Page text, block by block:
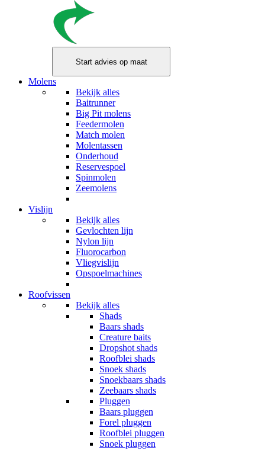
Molens
Bekijk alles
Baitrunner
Big Pit molens
Feedermolen
Match molen
Molentassen
Onderhoud
Reservespoel
Spinmolen
Zeemolens
Vislijn
Bekijk alles
Gevlochten lijn
Nylon lijn
Fluorocarbon
Vliegvislijn
Opspoelmachines
Roofvissen
Bekijk alles
Shads
Baars shads
Creature baits
Dropshot shads
Roofblei shads
Snoek shads
Snoekbaars shads
Zeebaars shads
Pluggen
Baars pluggen
Forel pluggen
Roofblei pluggen
Snoek pluggen